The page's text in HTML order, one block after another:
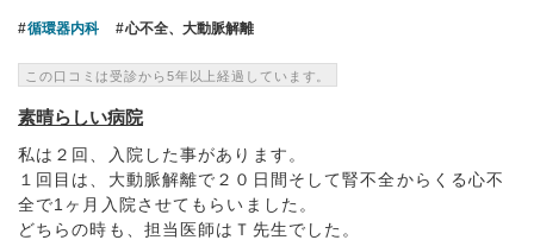
循環器内科 心不全、大動脈解離
この口コミは受診から5年以上経過しています。
素晴らしい病院
私は２回、入院した事があります。
１回目は、大動脈解離で２０日間そして腎不全からくる心不
全で1ヶ月入院させてもらいました。
どちらの時も、担当医師はＴ先生でした。